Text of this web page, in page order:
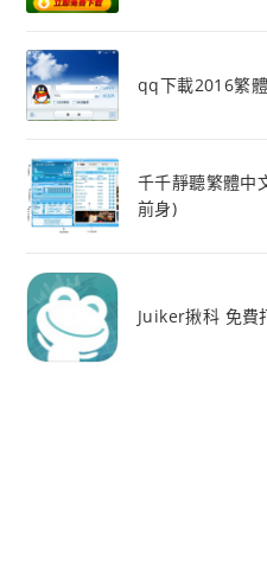
qq下載2016繁
千千靜聽繁體中
前身)
Juiker揪科 免費